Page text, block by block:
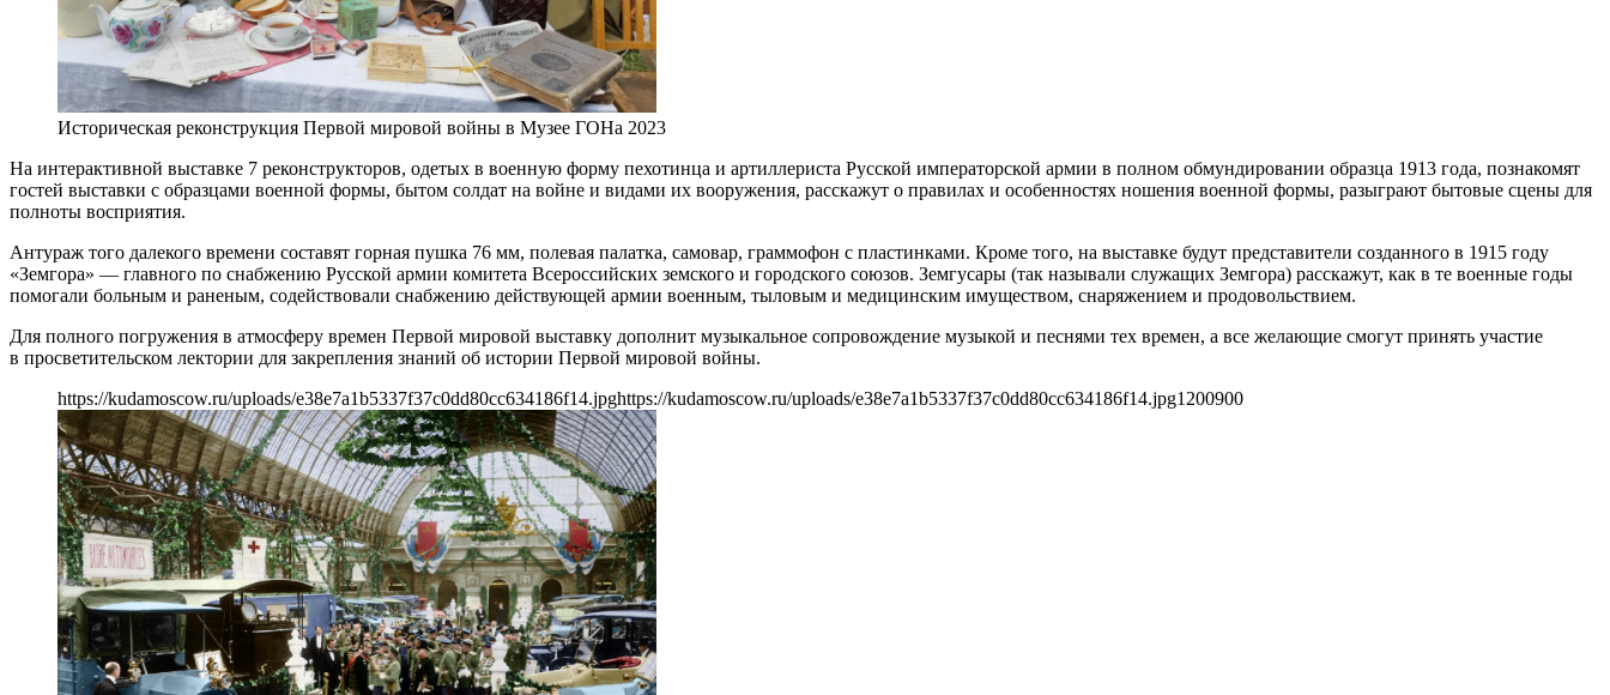
Историческая реконструкция Первой мировой войны в Музее ГОНа 2023
На интерактивной выставке 7 реконструкторов, одетых в военную форму пехотинца и артиллериста Русской императорской армии в полном обмундировании образца 1913 года, познакомят
гостей выставки с образцами военной формы, бытом солдат на войне и видами их вооружения, расскажут о правилах и особенностях ношения военной формы, разыграют бытовые сцены для
полноты восприятия.
Антураж того далекого времени составят горная пушка 76 мм, полевая палатка, самовар, граммофон с пластинками. Кроме того, на выставке будут представители созданного в 1915 году
«Земгора» — главного по снабжению Русской армии комитета Всероссийских земского и городского союзов. Земгусары (так называли служащих Земгора) расскажут, как в те военные годы
помогали больным и раненым, содействовали снабжению действующей армии военным, тыловым и медицинским имуществом, снаряжением и продовольствием.
Для полного погружения в атмосферу времен Первой мировой выставку дополнит музыкальное сопровождение музыкой и песнями тех времен, а все желающие смогут принять участие
в просветительском лектории для закрепления знаний об истории Первой мировой войны.
https://kudamoscow.ru/uploads/e38e7a1b5337f37c0dd80cc634186f14.jpghttps://kudamoscow.ru/uploads/e38e7a1b5337f37c0dd80cc634186f14.jpg1200900